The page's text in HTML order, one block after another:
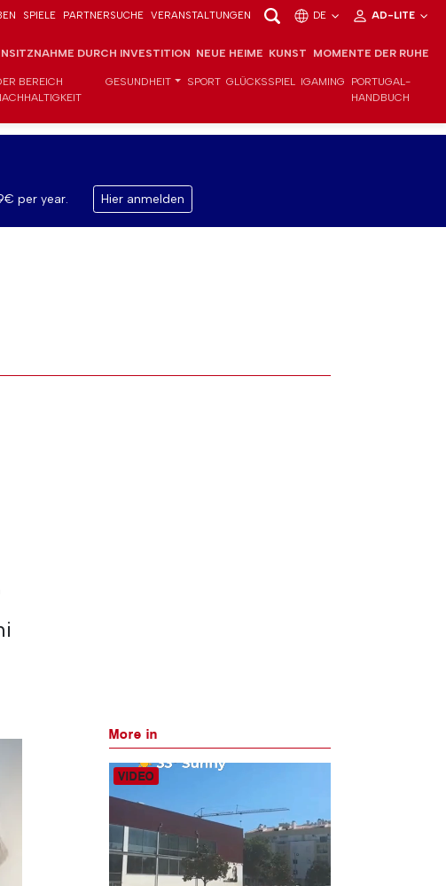
SPIELE PARTNERSUCHE VERANSTALTUNGEN DE AD-LITE
DURCH INVESTITION NEUE HEIME KUNST MOMENTE DER RUHE
BEREICH
GESUNDHEIT SPORT GLÜCKSSPIEL IGAMING
PORTUGAL-
HANDBUCH
per year. Hier anmelden
More in